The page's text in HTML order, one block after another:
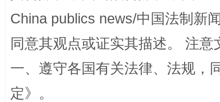
阿坝州三大球赛在茂县开幕 规模
China publics news/中国法制新
同意其观点或证实其描述。 注
一、遵守各国有关法律、法规，
定》。